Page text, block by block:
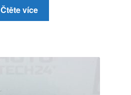
Čtěte více